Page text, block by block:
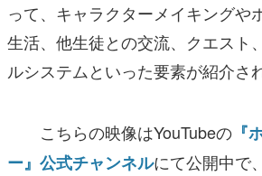
って、キャラクターメイキングや
生活、他生徒との交流、クエスト
ルシステムといった要素が紹介さ
こちらの映像はYouTubeの 『
ー』公式チャンネルにて公開中で